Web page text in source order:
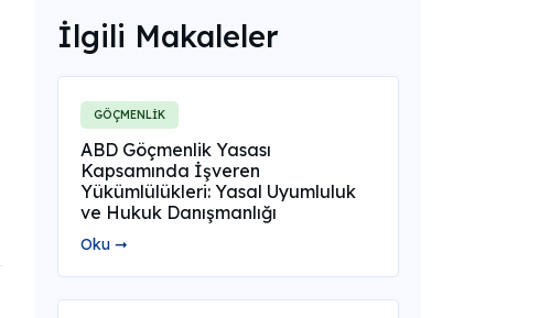
İlgili Makaleler
GÖÇMENLİK
ABD Göçmenlik Yasası
Kapsamında İşveren
Yükümlülükleri: Yasal Uyumluluk
ve Hukuk Danışmanlığı
Oku ➞